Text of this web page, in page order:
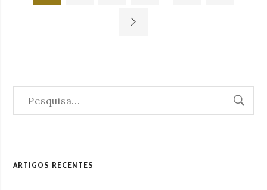
ARTIGOS RECENTES